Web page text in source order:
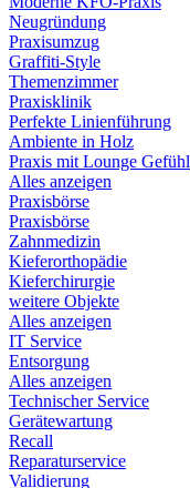
Neugründung
Praxisumzug
Graffiti-Style
Themenzimmer
Praxisklinik
Perfekte Linienführung
Ambiente in Holz
Praxis mit Lounge Gefühl
Alles anzeigen
Praxisbörse
Praxisbörse
Zahnmedizin
Kieferorthopädie
Kieferchirurgie
weitere Objekte
Alles anzeigen
IT Service
Entsorgung
Alles anzeigen
Technischer Service
Gerätewartung
Recall
Reparaturservice
Validierung